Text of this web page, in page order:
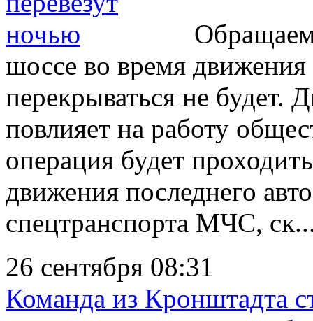
шоссе во время
перекрываться не будет.
повлияет на работу
операция будет
движения последнего
спецтранспорта МЧС,
26 сентября 08:31
Команда из Кронштадта